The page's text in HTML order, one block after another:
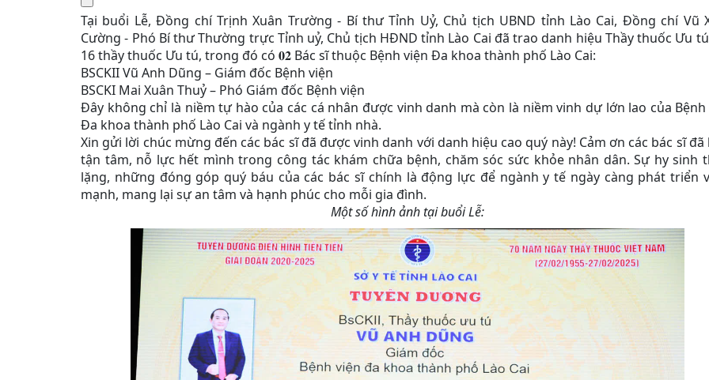
Tại buổi Lễ, Đồng chí Trịnh Xuân Trường - Bí thư Tỉnh Uỷ, Chủ tịch UBND tỉnh Lào Cai, Đồng chí Vũ
Cường - Phó Bí thư Thường trực Tỉnh uỷ, Chủ tịch HĐND tỉnh Lào Cai đã trao danh hiệu Thầy thuốc Ưu
16 thầy thuốc Ưu tú, trong đó có 𝟎𝟐 Bác sĩ thuộc Bệnh viện Đa khoa thành phố Lào Cai:
BSCKII Vũ Anh Dũng – Giám đốc Bệnh viện
BSCKI Mai Xuân Thuỷ – Phó Giám đốc Bệnh viện
Đây không chỉ là niềm tự hào của các cá nhân được vinh danh mà còn là niềm vinh dự lớn lao của Bệnh
Đa khoa thành phố Lào Cai và ngành y tế tỉnh nhà.
Xin gửi lời chúc mừng đến các bác sĩ đã được vinh danh với danh hiệu cao quý này! Cảm ơn các bác sĩ đã
tận tâm, nỗ lực hết mình trong công tác khám chữa bệnh, chăm sóc sức khỏe nhân dân. Sự hy sinh
lặng, những đóng góp quý báu của các bác sĩ chính là động lực để ngành y tế ngày càng phát triển
mạnh, mang lại sự an tâm và hạnh phúc cho mỗi gia đình.
Một số hình ảnh tại buổi Lễ: